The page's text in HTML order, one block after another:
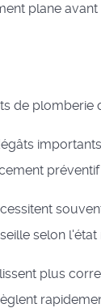
plane
de
selon l'état
plus